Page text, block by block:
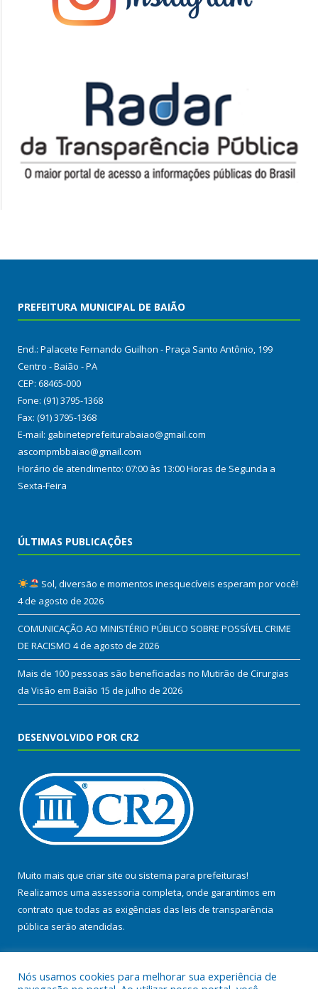
PREFEITURA MUNICIPAL DE BAIÃO
End.: Palacete Fernando Guilhon - Praça Santo Antônio, 199
Centro - Baião - PA
CEP: 68465-000
Fone: (91) 3795-1368
Fax: (91) 3795-1368
E-mail: gabineteprefeiturabaiao@gmail.com
ascompmbbaiao@gmail.com
Horário de atendimento: 07:00 às 13:00 Horas de Segunda a
Sexta-Feira
ÚLTIMAS PUBLICAÇÕES
Sol, diversão e momentos inesquecíveis esperam por você!
4 de agosto de 2026
COMUNICAÇÃO AO MINISTÉRIO PÚBLICO SOBRE POSSÍVEL CRIME
DE RACISMO 4 de agosto de 2026
Mais de 100 pessoas são beneficiadas no Mutirão de Cirurgias
da Visão em Baião 15 de julho de 2026
DESENVOLVIDO POR CR2
Muito mais que criar site ou sistema para prefeituras!
Realizamos uma assessoria completa, onde garantimos em
contrato que todas as exigências das leis de transparência
pública serão atendidas.
Nós usamos cookies para melhorar sua experiência de